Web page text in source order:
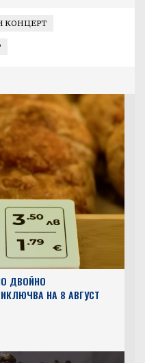
КОНЦЕРТ
ДВОЙНО
НА 8 АВГУСТ